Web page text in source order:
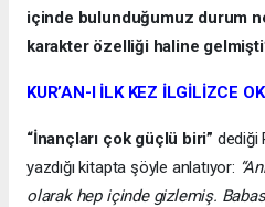
içinde bulunduğumuz durum
karakter özelliği haline
KUR’AN-I İLK KEZ İLGİLİZCE
“İnançları çok güçlü biri” dediği
yazdığı kitapta şöyle anlatıyor:
olarak hep içinde gizlemiş.